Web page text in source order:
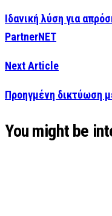
Iδανική λύση για
PartnerNET
Next Article
Προηγμένη δικτύωση
You might be